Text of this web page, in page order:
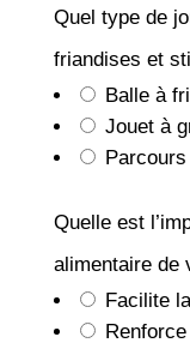
Quel type de
friandises et
Balle à
Jouet à
Parcours
Quelle est
alimentaire de
Facilite